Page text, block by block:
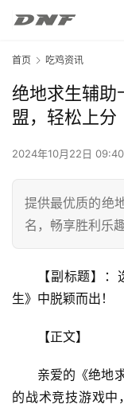
首页 吃鸡资讯
绝地求生辅助
盟，轻松上分
2024年10月22日
提供最优质的绝
名，畅享胜利乐趣
【副标题】
生》中脱颖而出！
【正文】
亲爱的《绝地
的战术竞技游戏中